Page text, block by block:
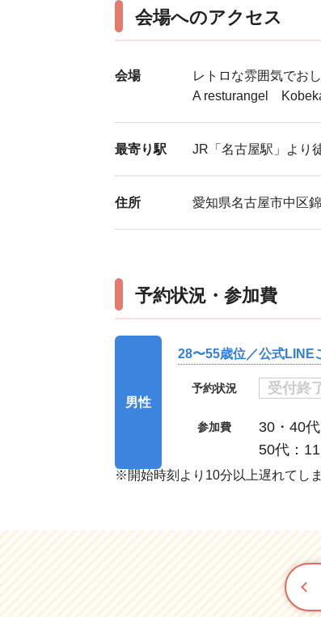
会場へのアクセス
会場
レトロな雰囲気でお
A resturangel
最寄り駅 JR「名古屋駅」より
住所 愛知県名古屋市中区
予約状況・参加費
男性
28〜55歳位／公式LINE
予約状況 受付終
参加費
30・40
50代：
※開始時刻より10分以上遅れてし